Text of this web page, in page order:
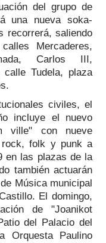
del grupo de
una nueva soka-
recorrerá, saliendo
Mercaderes,
Carlos III,
Tudela, plaza
civiles, el
incluye el nuevo
ville" con nueve
rock, folk y punk a
en las plazas de la
también actuarán
Música municipal
El domingo,
de "Joanikot
del Palacio del
Orquesta Paulino